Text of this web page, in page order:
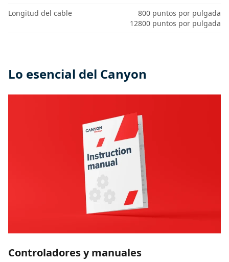
Longitud del cable
800 puntos por pulgada
12800 puntos por pulgada
Lo esencial del Canyon
Controladores y manuales